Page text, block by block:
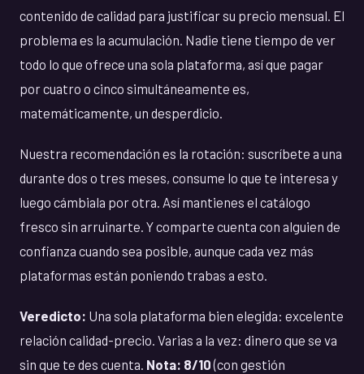
contenido de calidad para justificar su precio mensual. El
problema es la acumulación. Nadie tiene tiempo de ver
todo lo que ofrece una sola plataforma, así que pagar
por cuatro o cinco simultáneamente es,
matemáticamente, un desperdicio.
Nuestra recomendación es la rotación: suscríbete a una
durante dos o tres meses, consume lo que te interesa y
luego cámbiala por otra. Así mantienes el catálogo
fresco sin arruinarte. Y comparte cuenta con alguien de
confianza cuando sea posible, aunque cada vez más
plataformas están poniendo trabas a esto.
Veredicto: Una sola plataforma bien elegida: excelente
relación calidad-precio. Varias a la vez: dinero que se va
sin que te des cuenta. Nota: 8/10(con gestión